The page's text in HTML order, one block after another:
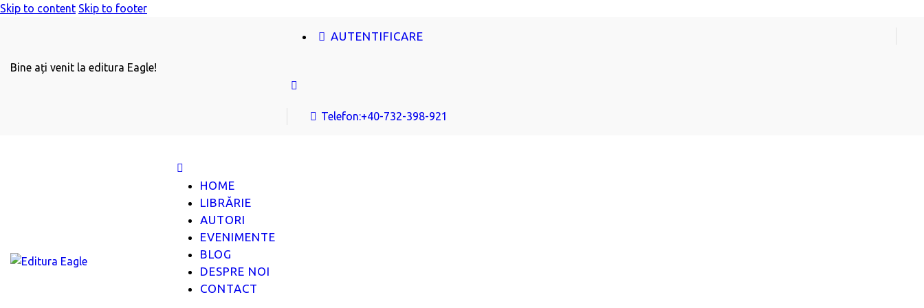
Skip to content Skip to footer
Bine ați venit la editura Eagle!
AUTENTIFICARE
Telefon:+40-732-398-921
HOME
LIBRĂRIE
AUTORI
EVENIMENTE
BLOG
DESPRE NOI
CONTACT